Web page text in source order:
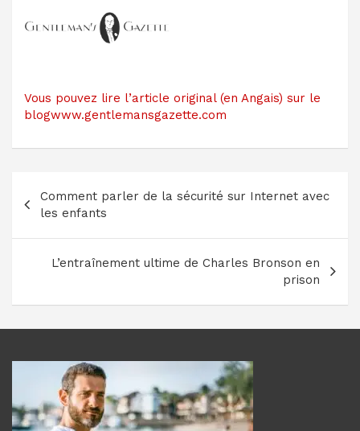
Vous pouvez lire l’article original (en Angais) sur le
blogwww.gentlemansgazette.com
de
l’article
Comment parler de la sécurité sur Internet avec
les enfants
L’entraînement ultime de Charles Bronson en
prison